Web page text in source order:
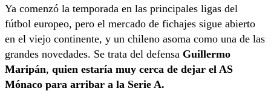
Ya comenzó la temporada en las principales ligas del
fútbol europeo, pero el mercado de fichajes sigue abierto
en el viejo continente, y un chileno asoma como una de las
grandes novedades. Se trata del defensa Guillermo
Maripán, quien estaría muy cerca de dejar el AS
Mónaco para arribar a la Serie A.